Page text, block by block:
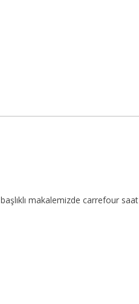
başlıklı makalemizde carrefour saat